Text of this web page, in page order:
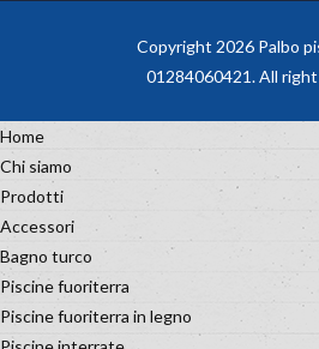
Copyright 2026 Palbo
01284060421. All
Home
Chi siamo
Prodotti
Accessori
Bagno turco
Piscine fuoriterra
Piscine fuoriterra in legno